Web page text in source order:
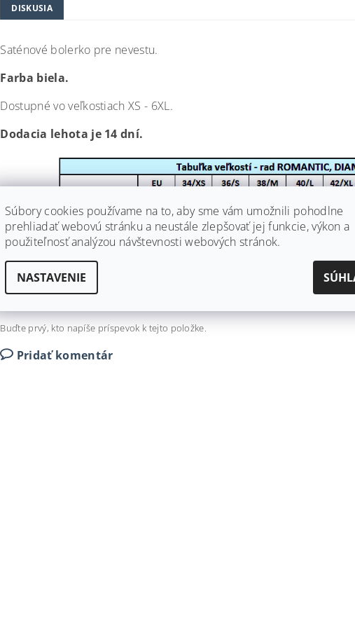
DISKUSIA
Saténové bolerko pre nevestu.
Farba biela.
Dostupné vo veľkostiach XS - 6XL.
Dodacia lehota je 14 dní.
Farba
biela
Materiál
satén
Buďte prvý, kto napíše príspevok k tejto položke.
Pridať komentár
Súbory cookies používame na to, aby sme vám umožnili pohodlne
prehliadať webovú stránku a neustále zlepšovať jej funkcie, výkon a
použiteľnosť analýzou návštevnosti webových stránok.
NASTAVENIE